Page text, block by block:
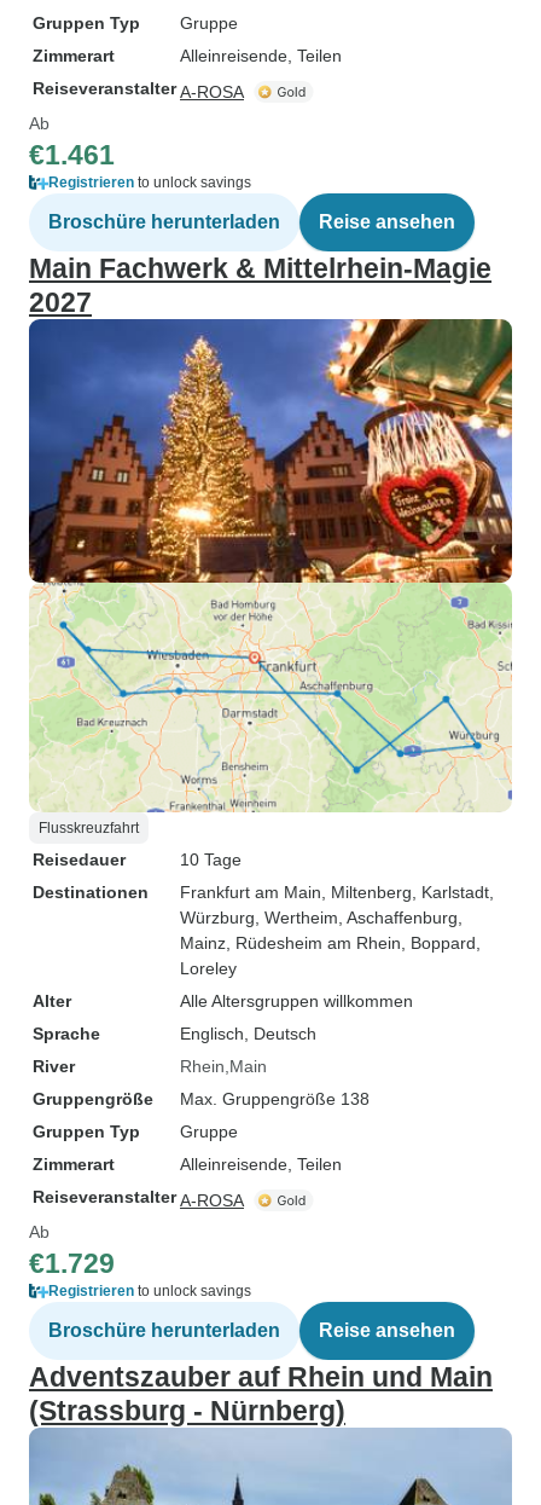
Gruppen Typ
Gruppe
Zimmerart
Alleinreisende, Teilen
ReiseveranstalterA-ROSA
Ab
€1.461
Registrieren to unlock savings
Broschüre herunterladen Reise ansehen
Main Fachwerk & Mittelrhein-Magie
2027
Flusskreuzfahrt
Reisedauer
10 Tage
Destinationen
Frankfurt am Main , Miltenberg , Karlstadt
Würzburg , Wertheim , Aschaffenburg
Mainz , Rüdesheim am Rhein , Boppard
Loreley
Alter
Alle Altersgruppen willkommen
Sprache
Englisch, Deutsch
River
Rhein Main
Gruppengröße
Max. Gruppengröße 138
Gruppen Typ
Gruppe
Zimmerart
Alleinreisende, Teilen
ReiseveranstalterA-ROSA
Ab
€1.729
Registrieren to unlock savings
Broschüre herunterladen Reise ansehen
Adventszauber auf Rhein und Main
(Strassburg - Nürnberg)